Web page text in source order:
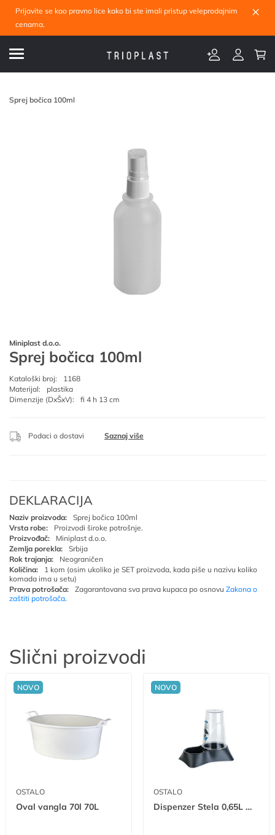
Prijavite se kao pravno lice kako bi ste imali pristup veleprodajnim
cenama.
×
Sprej bočica 100ml
Miniplast d.o.o.
Sprej bočica 100ml
Kataloški broj:
1168
Materijal:
plastika
Dimenzije (DxŠxV):
fi 4 h 13 cm
Podaci o dostavi Saznaj više
DEKLARACIJA
Naziv proizvoda:
Sprej bočica 100ml
Vrsta robe:
Proizvodi široke potrošnje.
Proizvođač:
Miniplast d.o.o.
Zemlja porekla:
Srbija
Rok trajanja:
Neograničen
Količina:
1 kom (osim ukoliko je SET proizvoda, kada piše u nazivu koliko
komada ima u setu)
Prava potrošača:
Zagarantovana sva prava kupaca po osnovu Zakona o
zaštiti potrošača.
Slični proizvodi
NOVO
OSTALO
Oval vangla 70l 70L
NOVO
OSTALO
Dispenzer Stela 0,65L W